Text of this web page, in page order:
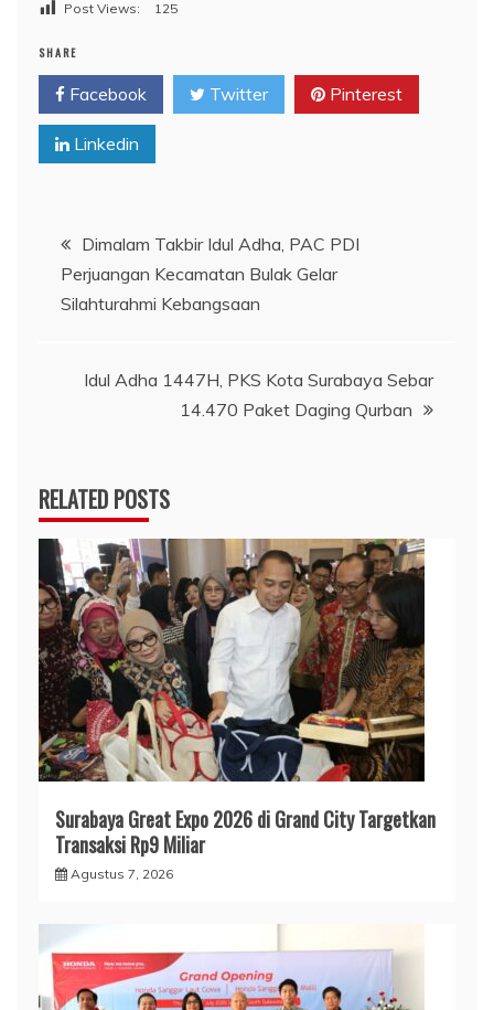
Post Views: 125
SHARE
Facebook Twitter Pinterest
Linkedin
Navigasi
pos
Dimalam Takbir Idul Adha, PAC PDI
Perjuangan Kecamatan Bulak Gelar
Silahturahmi Kebangsaan
Idul Adha 1447H, PKS Kota Surabaya Sebar
14.470 Paket Daging Qurban
RELATED POSTS
Surabaya Great Expo 2026 di Grand City Targetkan
Transaksi Rp9 Miliar
Agustus 7, 2026